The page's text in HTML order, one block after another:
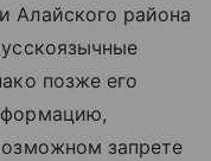
Алайского района
позже его
запрете